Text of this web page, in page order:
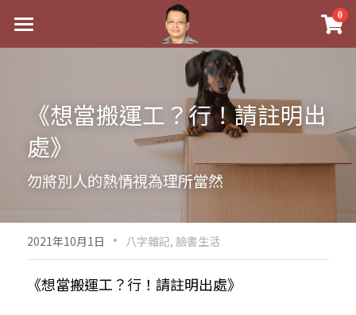
0
最新消息
實體經營
後天派陽宅
黃金會員專區
八字雜記
試閱專區
Podcast聽書
線上學苑
《想當搬運工？行！請註明出
處》
勿將別人的熱情視為理所當然
2021年10月1日 · 八字雜記, 臉書生活
《想當搬運工？行！請註明出處》
×
商品分類
科學八字推理PDF
《十神高階實戰錄》完整典藏版
1美元超值PDF